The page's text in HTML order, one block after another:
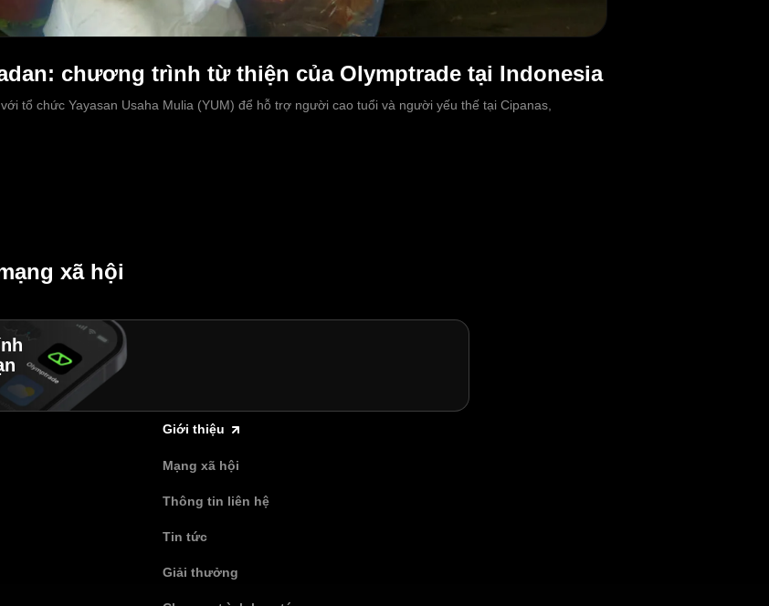
chương trình từ thiện của Olymptrade tại Indonesia
tổ chức Yayasan Usaha Mulia (YUM) để hỗ trợ người cao tuổi và người yếu thế tại Cipanas,
xã hội
Giới thiệu
Mạng xã hội
Thông tin liên hệ
Tin tức
Giải thưởng